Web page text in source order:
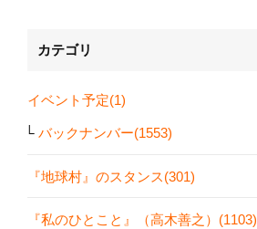
カテゴリ
イベント予定(1)
バックナンバー(1553)
『地球村』のスタンス(301)
『私のひとこと』（高木善之）(1103)